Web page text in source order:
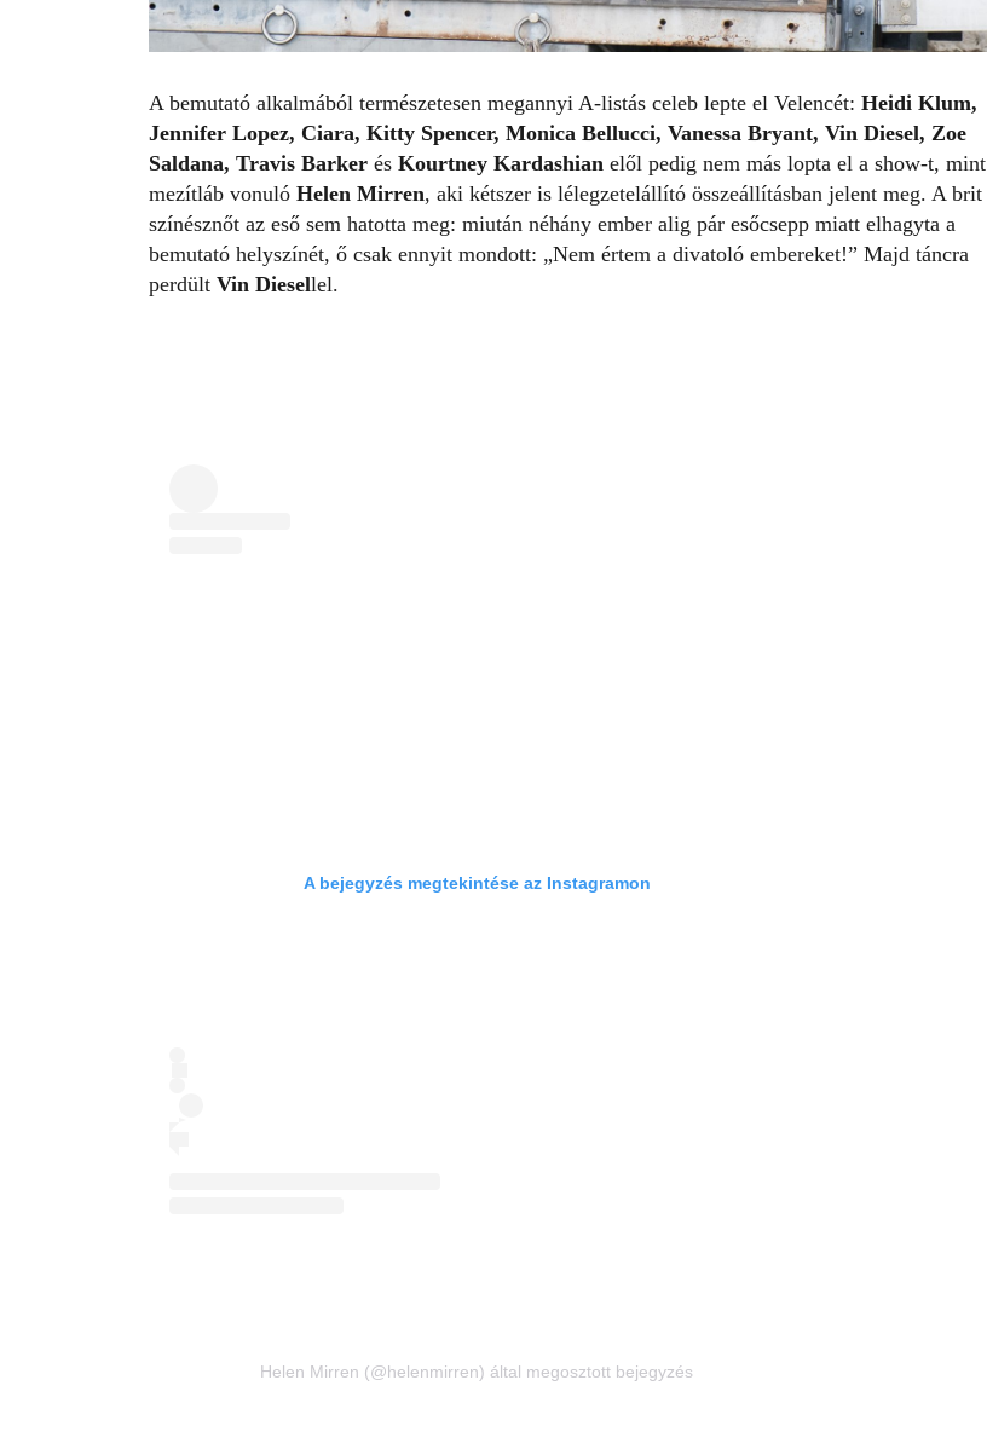
A bemutató alkalmából természetesen megannyi A-listás celeb lepte el Velencét: Heidi Klum,
Jennifer Lopez, Ciara, Kitty Spencer, Monica Bellucci, Vanessa Bryant, Vin Diesel, Zoe
Saldana, Travis Barker és Kourtney Kardashian elől pedig nem más lopta el a show-t, mint
mezítláb vonuló Helen Mirren, aki kétszer is lélegzetelállító összeállításban jelent meg. A brit
színésznőt az eső sem hatotta meg: miután néhány ember alig pár esőcsepp miatt elhagyta a
bemutató helyszínét, ő csak ennyit mondott: „Nem értem a divatoló embereket!” Majd táncra
perdült Vin Diesellel.
A bejegyzés megtekintése az Instagramon
Helen Mirren (@helenmirren) által megosztott bejegyzés